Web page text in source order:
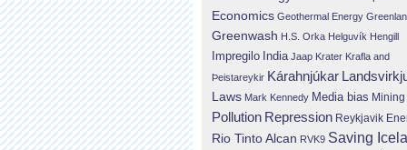
Economics Geothermal Energy
Greenwash H.S. Orka Helguvík Hengill
Impregilo India Jaap Krater Krafla and
Þeistareykir Kárahnjúkar
Laws Mark Kennedy Media bias Mining
Pollution Repression Reykjavik
Rio Tinto Alcan RVK9 Saving